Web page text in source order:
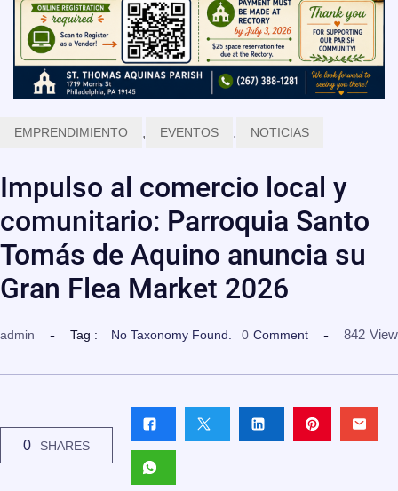
EMPRENDIMIENTO , EVENTOS , NOTICIAS
Impulso al comercio local y
comunitario: Parroquia Santo
Tomás de Aquino anuncia su
Gran Flea Market 2026
admin Tag : No Taxonomy Found. 0 Comment 842 View
0 SHARES